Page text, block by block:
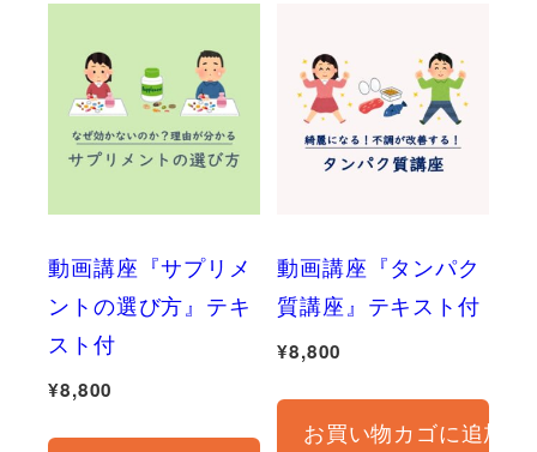
動画講座『サプリメ
ントの選び方』テキ
スト付
¥8,800
動画講座『タンパク
質講座』テキスト付
¥8,800
お買い物カゴに追加